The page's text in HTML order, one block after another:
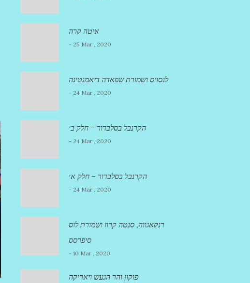
איטה קרה
- 25 Mar , 2020
לנסויס ושמורת שפאדה דיאמנטינה
- 24 Mar , 2020
הקרנבל בסלבדור – חלק ב׳
- 24 Mar , 2020
הקרנבל בסלבדור – חלק א׳
- 24 Mar , 2020
רנקאגווה, סנטה קרוז ושמורת לוס
סיפרסס
- 10 Mar , 2020
פוקון והר הגעש ויאריקה